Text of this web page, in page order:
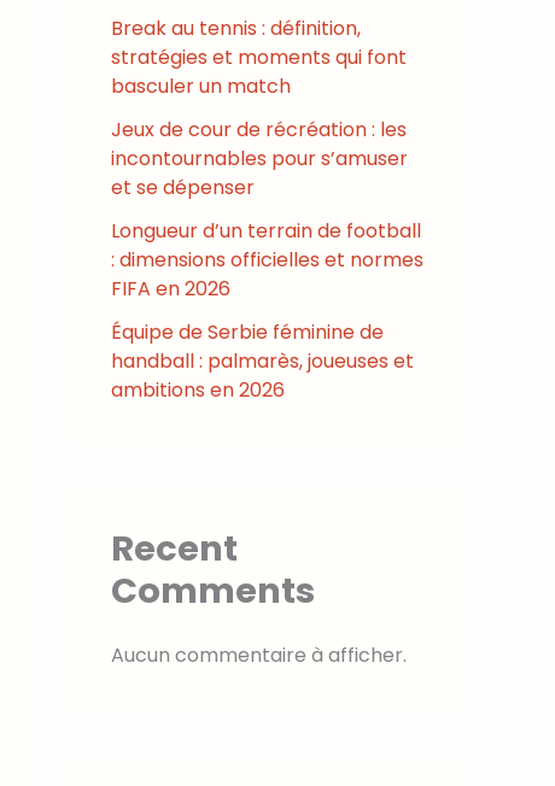
Break au tennis : définition,
stratégies et moments qui font
basculer un match
Jeux de cour de récréation : les
incontournables pour s’amuser
et se dépenser
Longueur d’un terrain de football
: dimensions officielles et normes
FIFA en 2026
Équipe de Serbie féminine de
handball : palmarès, joueuses et
ambitions en 2026
Recent
Comments
Aucun commentaire à afficher.